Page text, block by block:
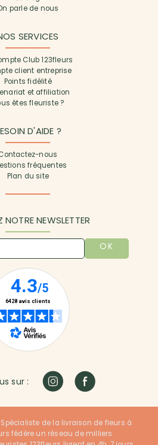
parle de nous
SERVICES
Club 123fleurs
client entreprise
Points fidélité
et affiliation
êtes fleuriste ?
D'AIDE ?
nous
fréquentes
Plan du site
NOTRE NEWSLETTER
OK
sur :
de la livraison de fleurs à
fédère un réseau de milliers